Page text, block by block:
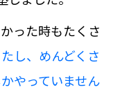
った時もたくさ
し、めんどくさ
やっていません